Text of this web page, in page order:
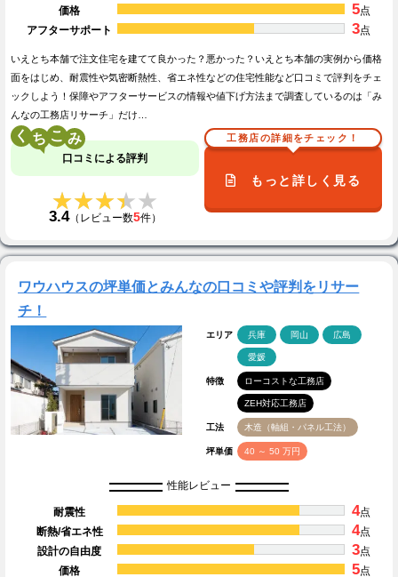
価格
5点
アフターサポート
3点
いえとち本舗で注文住宅を建てて良かった？悪かった？いえとち本舗の実例から価格
面をはじめ、耐震性や気密断熱性、省エネ性などの住宅性能など口コミで評判をチェ
ックしよう！保障やアフターサービスの情報や値下げ方法まで調査しているのは「み
んなの工務店リサーチ」だけ…
く こ
口コミによる評判
★★★★★
★★★★★
3.4（レビュー数5件）
工務店の詳細をチェック！
もっと詳しく見る
ワウハウスの坪単価とみんなの口コミや評判をリサー
チ！
エリア 兵庫 岡山 広島
愛媛
特徴 ローコストな工務店
ZEH対応工務店
工法 木造（軸組・パネル工法）
坪単価 40 ～ 50 万円
性能レビュー
耐震性 4点
断熱/省エネ性
4点
設計の自由度
3点
価格
5点